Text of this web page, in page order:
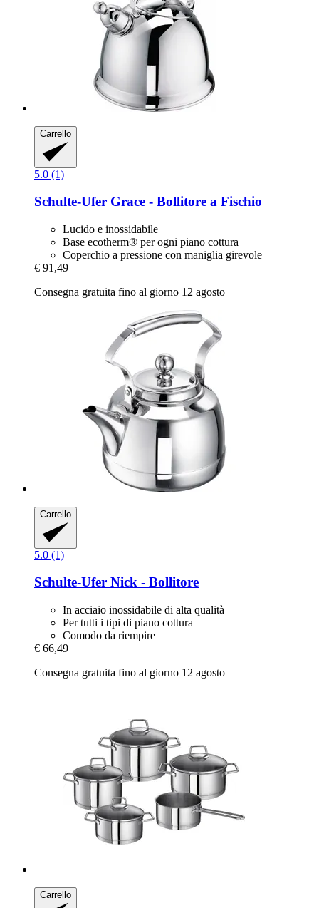
Carrello
5.0 (1)
Schulte-Ufer Grace -​ Bollitore a Fischio
Lucido e inossidabile
Base ecotherm® per ogni piano cottura
Coperchio a pressione con maniglia girevole
€ 91,49
Consegna gratuita fino al giorno 12 agosto
Carrello
5.0 (1)
Schulte-Ufer Nick -​ Bollitore
In acciaio inossidabile di alta qualità
Per tutti i tipi di piano cottura
Comodo da riempire
€ 66,49
Consegna gratuita fino al giorno 12 agosto
Carrello